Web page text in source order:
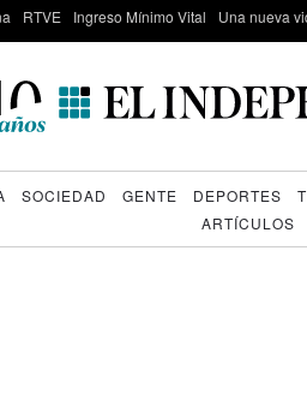
RTVE Ingreso Mínimo Vital Una nueva
SOCIEDAD GENTE DEPORTES
ARTÍCULOS